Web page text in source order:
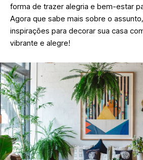
forma de trazer alegria e bem-estar
Agora que sabe mais sobre o
inspirações para decorar sua casa
vibrante e alegre!